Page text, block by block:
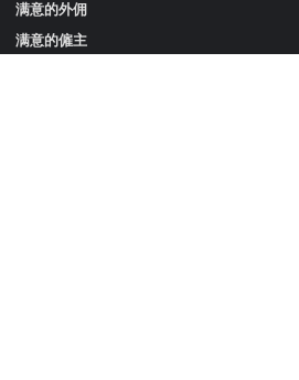
满意的外佣
满意的僱主